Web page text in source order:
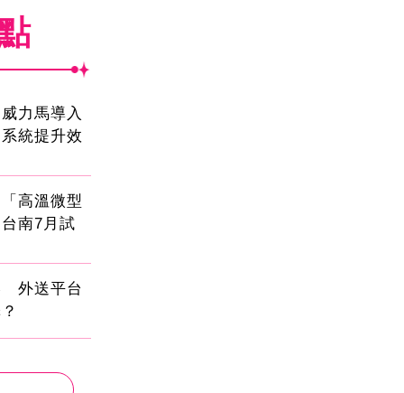
力馬導入
統提升效
高溫微型
南7月試
外送平台